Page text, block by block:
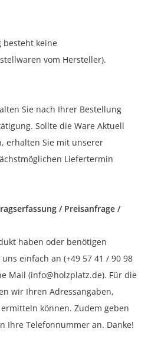
besteht keine
vom Hersteller).
Sie nach Ihrer Bestellung
Sollte die Ware Aktuell
erhalten Sie mit unserer
Liefertermin
/ Preisanfrage /
haben oder benötigen
einfach an (+49 57 41 / 90 98
Mail (info@holzplatz.de). Für die
wir Ihren Adressangaben,
können. Zudem geben
Ihre Telefonnummer an. Danke!